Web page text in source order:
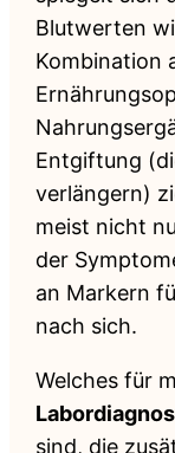
Blutwerten
Kombination
Entgiftung
verlängern)
meist nicht
der
an Markern
nach sich.
Welches für
sind, die